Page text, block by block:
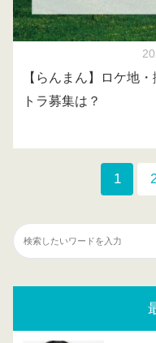
【らんまん】ロケ地
トラ募集は？
1